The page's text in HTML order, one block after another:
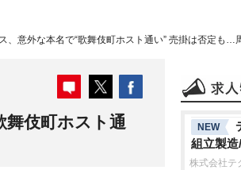
、意外な本名で“歌舞伎町ホスト通い” 売掛は否定も…
舞伎町ホスト通
NEW
組立製
株式会社テ